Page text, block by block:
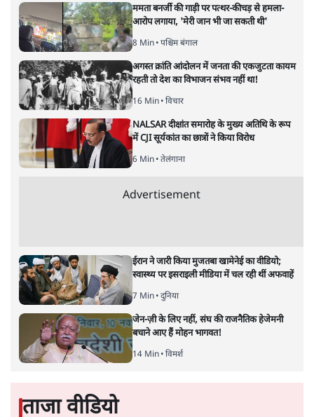
ओंकारेश्वर पांडेय
मोदी द्वारा महात्मा गांधी को ‘राष्ट्रपिता’ कहना, रूस–जर्मनी द्वारा उन्हें
नोबेल पुरस्कार समिति ने एकबार फिर ट्वीट कर गांधी को याद
किया। प्रधानमंत्री नरेंद्र मोदी ने भी अपने ट्वीट में उन्हें राष्ट्रपिता
कहा। रूस के बाद जर्मनी ने शांति के मसीहा को श्रद्धांजलि दी।
और मोदी सरकार के केंद्रीय बजट में भी गांधी लौट आये हैं। ये
होती प्रासंगिकता के स्पष्ट संकेत हैं। नोबेल पुरस्कार समिति गांधी